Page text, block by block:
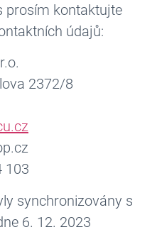
prosím kontaktujte
údajů:
2372/8
103
synchronizovány s
6. 12. 2023